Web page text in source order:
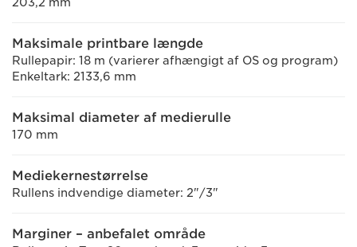
Maksimale printbare længde
Rullepapir: 18 m (varierer afhængigt af OS og program)
Enkeltark: 2133,6 mm
Maksimal diameter af medierulle
170 mm
Mediekernestørrelse
Rullens indvendige diameter: 2"/3"
Marginer – anbefalet område